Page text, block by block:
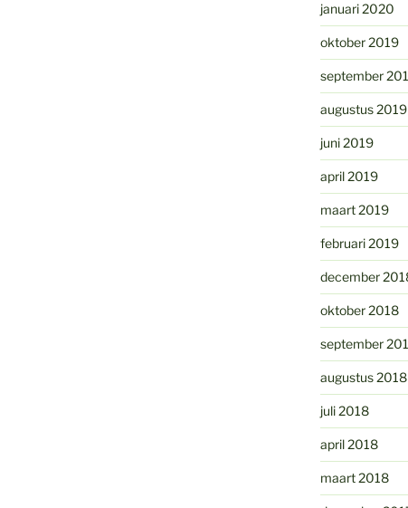
januari 2020
oktober 2019
september
augustus 2019
juni 2019
april 2019
maart 2019
februari 2019
december
oktober 2018
september
augustus 2018
juli 2018
april 2018
maart 2018